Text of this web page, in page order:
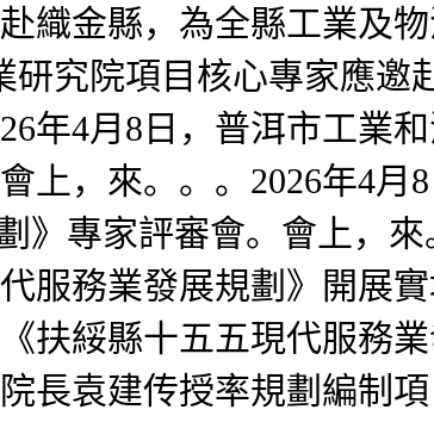
織金縣，為全縣工業及
研究院項目核心專家應
年4月8日，普洱市工業
上，來。。。2026年4
》專家評審會。會上，
服務業發展規劃》開展
扶綏縣十五五現代服務
長袁建传授率規劃編制